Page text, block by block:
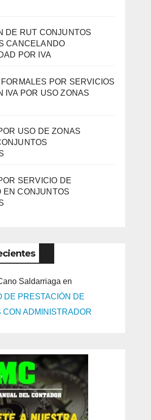
DE RUT CONJUNTOS
CANCELANDO
POR IVA
POR SERVICIOS
IVA POR USO ZONAS
USO DE ZONAS
SERVICIO DE
EN CONJUNTOS
Saldarriaga en
DE PRESTACIÓN DE
CON ADMINISTRADOR